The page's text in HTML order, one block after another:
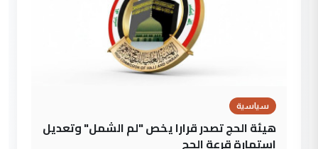
سياسية
هيئة الحج تصدر قرارا يخص "لم الشمل" وتعديل
استمارة قرعة الحج